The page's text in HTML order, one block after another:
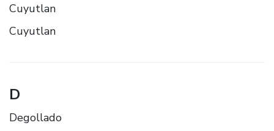
Cuyutlan
Cuyutlan
D
Degollado